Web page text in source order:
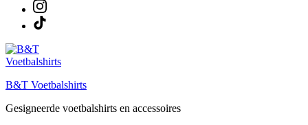
B&T Voetbalshirts
Gesigneerde voetbalshirts en accessoires